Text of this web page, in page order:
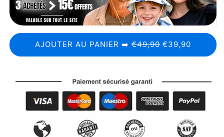
AJOUTER AU PANIER ➡️ €49,90 €39,90